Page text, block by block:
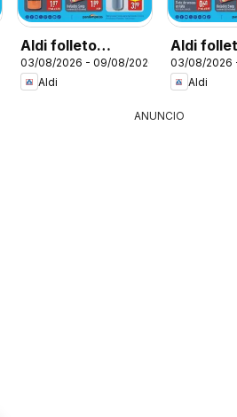
Aldi folleto
Península
03/08/2026 - 09/08/2026
Aldi
Aldi
Canarias
03/08/2026
Aldi
ANUNCIO